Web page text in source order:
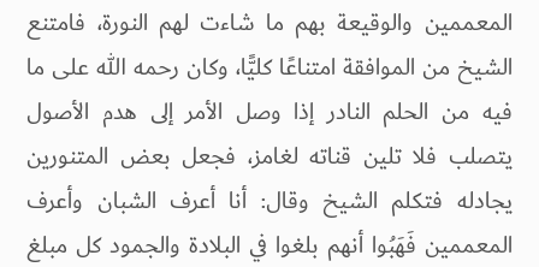
المعممين والوقيعة بهم ما شاءت لهم النورة، فامتنع
الشيخ من الموافقة امتناعًا كليًّا، وكان رحمه الله على ما
فيه من الحلم النادر إذا وصل الأمر إلى هدم الأصول
يتصلب فلا تلين قناته لغامز، فجعل بعض المتنورين
يجادله فتكلم الشيخ وقال: أنا أعرف الشبان وأعرف
المعممين فَهَبُوا أنهم بلغوا في البلادة والجمود كل مبلغ